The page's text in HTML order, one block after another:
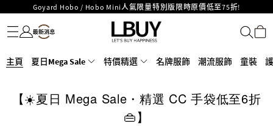
Goyard Hobo / Hobo Mini人氣限量特別版限時原價低至75折!
LBuy呈獻 - Hermès 及 Chanel 手袋及首飾原價低至6折，立即入手!
LBuy Nintendo Switch / Nintendo Switch 2 正規商品零售店登陸MOKO 4樓
重要通告：銀行轉帳及轉數快付款注意事項
LBuy MEGA SALE 精選名牌手袋及小皮具低至6折
名牌服飾
潮流服飾
童裝
護膚美妝
香水香薰
個人護理
母嬰護理
遊戲及精品玩具
文儀用品
家居生活
電子產品
美食
醫藥保健
運動與戶外用品
主頁 夏日Mega Sale 特價精選 名牌服飾 潮流服飾 童裝
【☀️夏日 Mega Sale・精選 CC 手袋低至6折
👜】